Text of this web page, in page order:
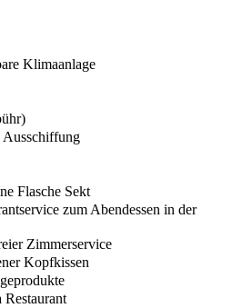
Klimaanlage
Ausschiffung
Flasche Sekt
zum Abendessen in der
Zimmerservice
Kopfkissen
Restaurant